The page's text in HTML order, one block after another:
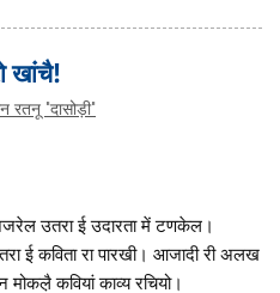
खांचै!
रतनू "दासोड़ी"
उतरा ई उदारता में टणकेल।
ई कविता रा पारखी। आजादी री अलख
कवियां काव्य रचियो।